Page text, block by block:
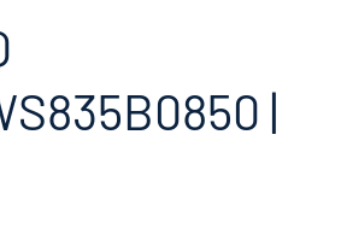
|